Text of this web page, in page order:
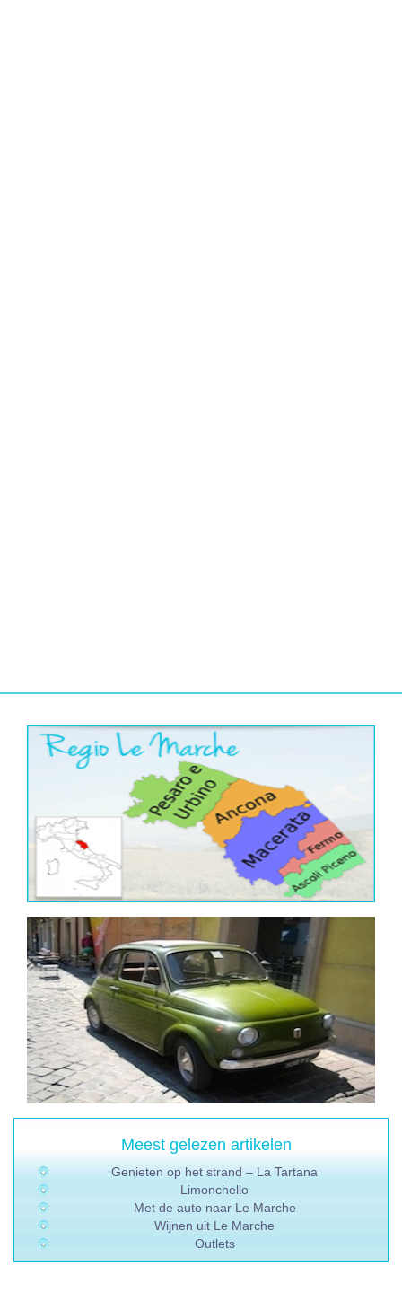
Meest gelezen artikelen
Genieten op het strand – La Tartana
Limonchello
Met de auto naar Le Marche
Wijnen uit Le Marche
Outlets